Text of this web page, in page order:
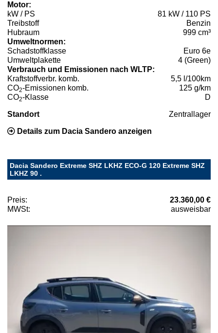
Motor:
kW / PS
81 kW / 110 PS
Treibstoff
Benzin
Hubraum
999 cm³
Umweltnormen:
Schadstoffklasse
Euro 6e
Umweltplakette
4 (Green)
Verbrauch und Emissionen nach WLTP:
Kraftstoffverbr. komb.
5,5 l/100km
CO2-Emissionen komb.
125 g/km
CO2-Klasse D
Standort Zentrallager
Details zum Dacia Sandero anzeigen
Dacia Sandero Extreme SHZ LKHZ ECO-G 120 Extreme SHZ
LKHZ 90 .
Preis:
23.360,00 €
MWSt:
ausweisbar